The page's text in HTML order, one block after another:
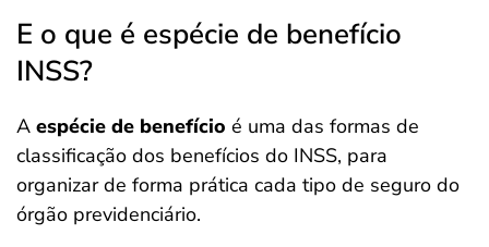
E o que é espécie de benefício
INSS?
A espécie de benefício é uma das formas de
classificação dos benefícios do INSS, para
organizar de forma prática cada tipo de seguro do
órgão previdenciário.